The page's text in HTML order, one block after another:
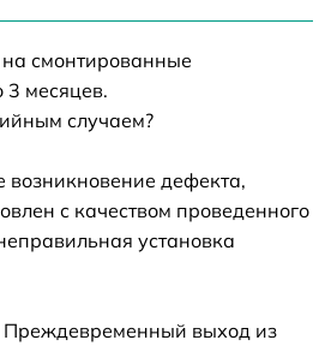
на смонтированные
месяцев.
случаем?
возникновение дефекта,
с качеством проведенного
установка
выход из